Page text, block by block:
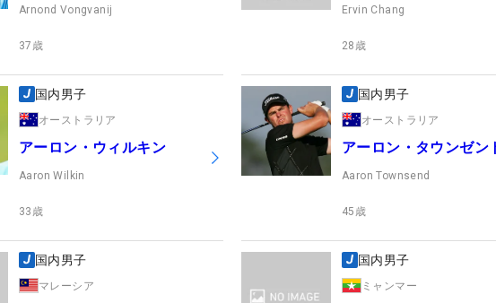
Arnond Vongvanij
37 歳
Ervin Chang
28 歳
国内男子
オーストラリア
アーロン・ウィルキン
Aaron Wilkin
33 歳
国内男子
オーストラリア
アーロン・タウンゼン
Aaron Townsend
45 歳
国内男子
マレーシア
国内男子
ミャンマー